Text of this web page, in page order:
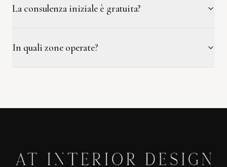
La consulenza iniziale è gratuita?
In quali zone operate?